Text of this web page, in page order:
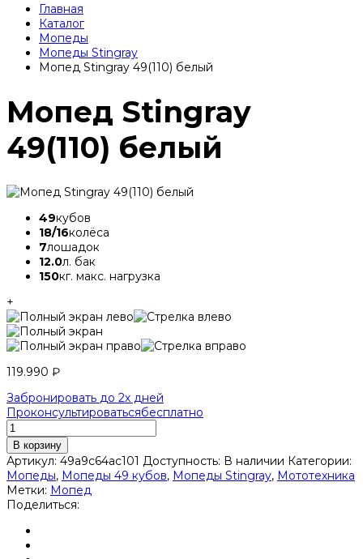
Главная
Каталог
Мопеды
Мопеды Stingray
Мопед Stingray 49(110) белый
Мопед Stingray
49(110) белый
49кубов
18/16колёса
7лошадок
12.0л. бак
150кг. макс. нагрузка
+
119.990 ₽
Забронировать до 2х дней
Проконсультироватьсябесплатно
В корзину
Артикул: 49a9c64ac101 Доступность: В наличии Категории:
Мопеды, Мопеды 49 кубов, Мопеды Stingray, Мототехника
Метки: Мопед
Поделиться: